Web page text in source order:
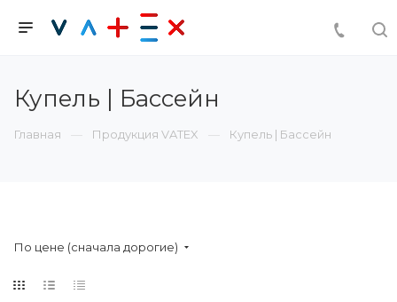
Купель | Бассейн
Главная Продукция VATEX Купель | Бассейн
По цене (сначала дорогие)